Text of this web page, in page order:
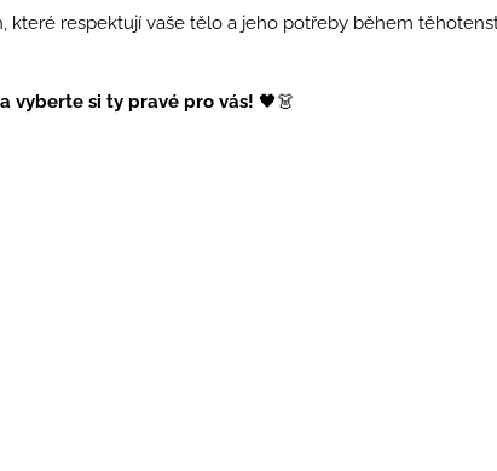
které respektují vaše tělo a jeho potřeby během
vyberte si ty pravé pro vás! 🖤👗